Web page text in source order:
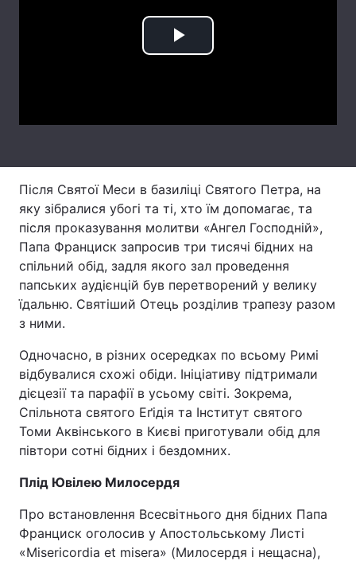
Статті
Послуги
Тема оформлення
Play
Після Святої Меси в базиліці Святого Петра, на
яку зібралися убогі та ті, хто їм допомагає, та
після проказування молитви «Ангел Господній»,
Папа Франциск запросив три тисячі бідних на
спільний обід, задля якого зал проведення
папських аудієнцій був перетворений у велику
їдальню. Святіший Отець розділив трапезу разом
з ними.
Одночасно, в різних осередках по всьому Римі
відбувалися схожі обіди. Ініціативу підтримали
дієцезії та парафії в усьому світі. Зокрема,
Спільнота святого Еґідія та Інститут святого
Томи Аквінського в Києві приготували обід для
півтори сотні бідних і бездомних.
Плід Ювілею Милосердя
Про встановлення Всесвітнього дня бідних Папа
Франциск оголосив у Апостольському Листі
«Misericordia et misera» (Милосердя і нещасна),